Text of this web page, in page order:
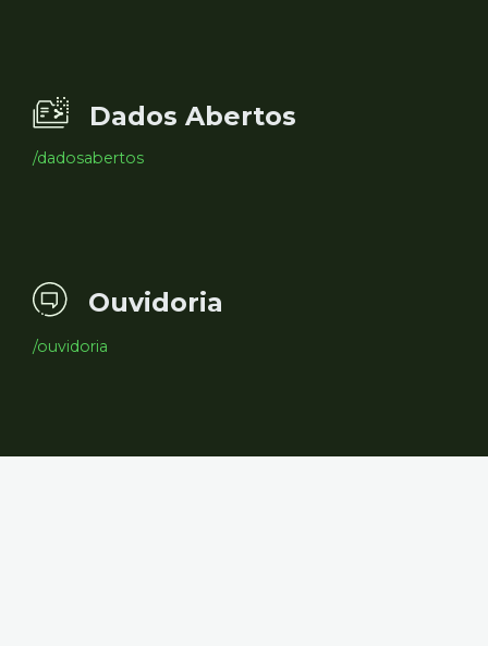
Dados Abertos
/dadosabertos
Ouvidoria
/ouvidoria